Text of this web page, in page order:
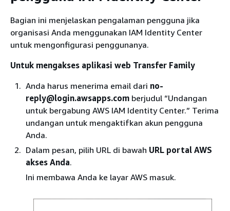
Bagian ini menjelaskan pengalaman pengguna jika
organisasi Anda menggunakan IAM Identity Center
untuk mengonfigurasi penggunanya.
Untuk mengakses aplikasi web Transfer Family
Anda harus menerima email dari no-
reply@login.awsapps.com berjudul “Undangan
untuk bergabung AWS IAM Identity Center.” Terima
undangan untuk mengaktifkan akun pengguna
Anda.
Dalam pesan, pilih URL di bawah URL portal AWS
akses Anda.
Ini membawa Anda ke layar AWS masuk.